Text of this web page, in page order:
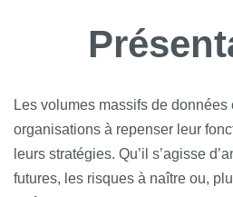
Les volumes massifs de
organisations à repenser leur
leurs stratégies. Qu’il s’agisse
futures, les risques à naître ou,